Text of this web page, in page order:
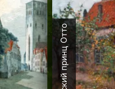
Датский принц Отто